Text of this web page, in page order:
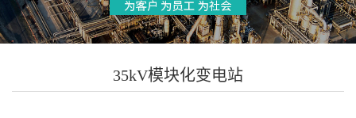
35kV模块化变电站
电
支
媒